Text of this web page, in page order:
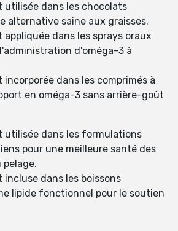
utilisée dans les chocolats
alternative saine aux graisses.
appliquée dans les sprays oraux
d'oméga-3 à
incorporée dans les comprimés à
en oméga-3 sans arrière-goût
utilisée dans les formulations
pour une meilleure santé des
incluse dans les boissons
lipide fonctionnel pour le soutien